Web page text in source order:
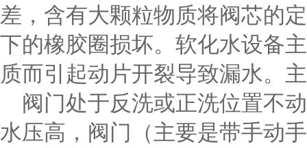
差，含有大颗粒物质将阀芯的
下的橡胶圈损坏。软化水设备
质而引起动片开裂导致漏水。
阀门处于反洗或正洗位置不
水压高，阀门（主要是带手动